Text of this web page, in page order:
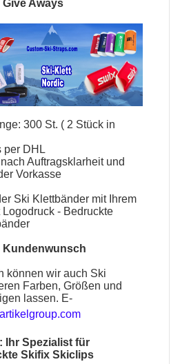
Aways
300 St. ( 2 Stück in
per DHL
Auftragsklarheit und
Vorkasse
Ski Klettbänder mit Ihrem
- Bedruckte
können wir auch Ski
Farben, Größen und
lassen. E-
Ihr Spezialist für
Skifix Skiclips